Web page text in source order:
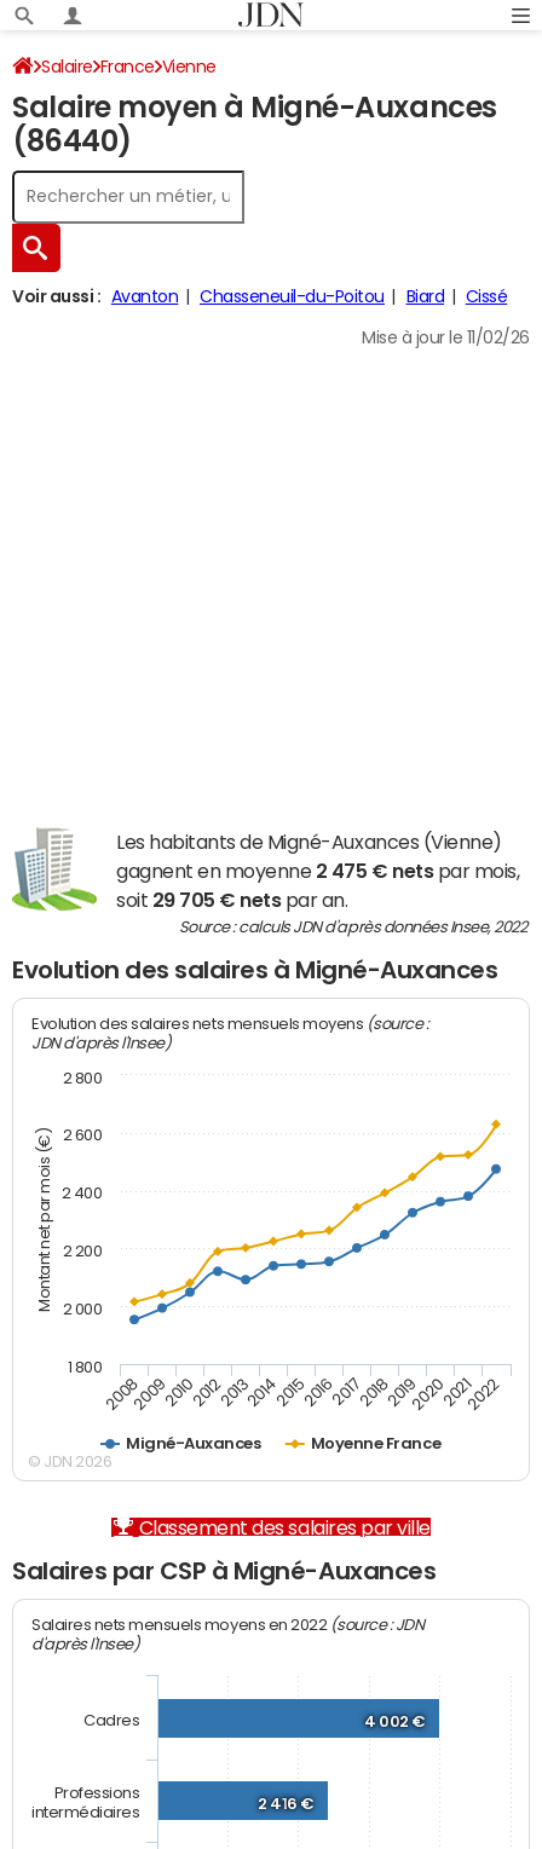
Salaire France Vienne
Salaire moyen à Migné-Auxances
(86440)
Voir aussi : Avanton Chasseneuil-du-Poitou Biard Cissé
Mise à jour le 11/02/26
Les habitants de Migné-Auxances (Vienne)
gagnent en moyenne 2 475 € netspar mois,
soit 29 705 € netspar an.
Source : calculs JDN d'après données Insee, 2022
Evolution des salaires à Migné-Auxances
Montant net par mois (€)
Evolution des salaires nets mensuels moyens (source :
JDN d'après l'Insee)
Migné-Auxances Moyenne France
20082009201020122013201420152016201720182019202020212022
1 800
2 000
2 200
2 400
2 600
2 800
© JDN 2026
Classement des salaires par ville
Salaires par CSP à Migné-Auxances
Salaires nets mensuels moyens en 2022 (source : JDN
d'après l'Insee)
4 002 €
2 416 €
Cadres
Professions
intermédiaires